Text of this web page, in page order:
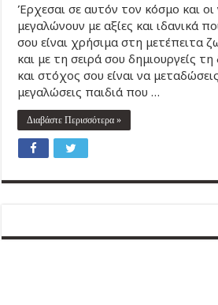
Έρχεσαι σε αυτόν τον κόσμο και οι
μεγαλώνουν με αξίες και ιδανικά
σου είναι χρήσιμα στη μετέπειτα
και με τη σειρά σου δημιουργείς τη
και στόχος σου είναι να
μεγαλώσεις παιδιά που …
Διαβάστε Περισσότερα »